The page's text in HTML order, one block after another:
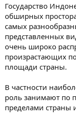
Государство
обширных
самых
представленных
очень широко
произрастающих
площади страны.
В частности
роль занимают по
пределами страны